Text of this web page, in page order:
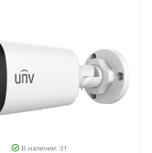
В наличии: 31